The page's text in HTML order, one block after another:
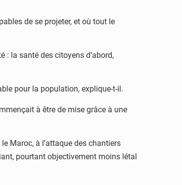
de se projeter, et où tout le
: la santé des citoyens d’abord,
pour la population, explique-t-il.
à être de mise grâce à une
Maroc, à l’attaque des chantiers
pourtant objectivement moins létal